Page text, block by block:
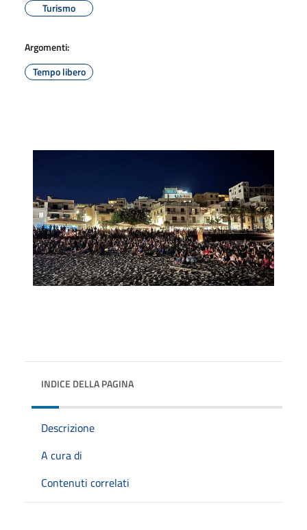
Turismo
Argomenti:
Tempo libero
INDICE DELLA PAGINA
Descrizione
A cura di
Contenuti correlati